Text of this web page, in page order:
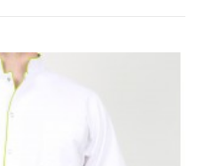
par virement bancaire.
notre service client si
sur un
grande quantité.